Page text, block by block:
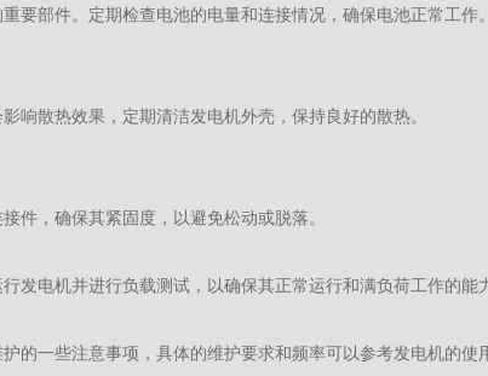
要部件。定期检查电池的电量和连接情况，确保电池正常工作。
响散热效果，定期清洁发电机外壳，保持良好的散热。
件，确保其紧固度，以避免松动或脱落。
发电机并进行负载测试，以确保其正常运行和满负荷工作的能
的一些注意事项，具体的维护要求和频率可以参考发电机的使